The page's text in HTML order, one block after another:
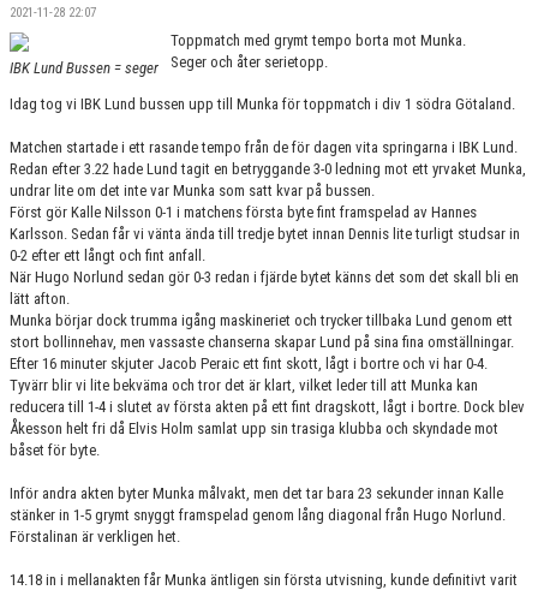
BILDGALLERI
KONTAKT
HERRAR ALLSVENSKAN 25/26
SKÅNEMÄSTERSKAPEN 21/22
2021-11-28 22:07
IBK Lund Bussen = seger
Toppmatch med grymt tempo borta mot Munka.
Seger och åter serietopp.
Idag tog vi IBK Lund bussen upp till Munka för toppmatch i div 1 södra Götaland.
Matchen startade i ett rasande tempo från de för dagen vita springarna i IBK Lund.
Redan efter 3.22 hade Lund tagit en betryggande 3-0 ledning mot ett yrvaket Munka,
undrar lite om det inte var Munka som satt kvar på bussen.
Först gör Kalle Nilsson 0-1 i matchens första byte fint framspelad av Hannes
Karlsson. Sedan får vi vänta ända till tredje bytet innan Dennis lite turligt studsar in
0-2 efter ett långt och fint anfall.
När Hugo Norlund sedan gör 0-3 redan i fjärde bytet känns det som det skall bli en
lätt afton.
Munka börjar dock trumma igång maskineriet och trycker tillbaka Lund genom ett
stort bollinnehav, men vassaste chanserna skapar Lund på sina fina omställningar.
Efter 16 minuter skjuter Jacob Peraic ett fint skott, lågt i bortre och vi har 0-4.
Tyvärr blir vi lite bekväma och tror det är klart, vilket leder till att Munka kan
reducera till 1-4 i slutet av första akten på ett fint dragskott, lågt i bortre. Dock blev
Åkesson helt fri då Elvis Holm samlat upp sin trasiga klubba och skyndade mot
båset för byte.
Inför andra akten byter Munka målvakt, men det tar bara 23 sekunder innan Kalle
stänker in 1-5 grymt snyggt framspelad genom lång diagonal från Hugo Norlund.
Förstalinan är verkligen het.
14.18 in i mellanakten får Munka äntligen sin första utvisning, kunde definitivt varit